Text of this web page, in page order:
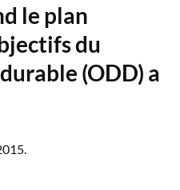
le plan
du
(ODD) a